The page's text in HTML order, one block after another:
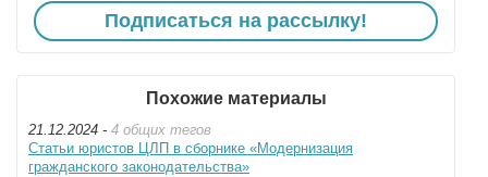
Подписаться на рассылку!
Похожие материалы
21.12.2024 - 4 общих тегов
Статьи юристов ЦЛП в сборнике «Модернизация
гражданского законодательства»